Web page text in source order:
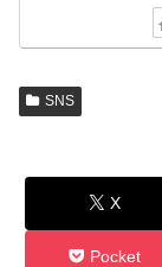
SNS
X
Pocket